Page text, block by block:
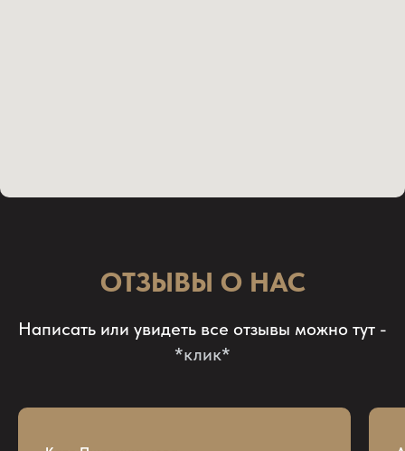
ОТЗЫВЫ О НАС
Написать или увидеть все отзывы можно тут -
*клик*